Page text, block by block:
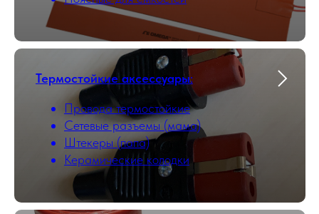
Термостойкие аксессуары:
Провода термостойкие
Сетевые разъемы (мама)
Штекеры (папа)
Керамические колодки